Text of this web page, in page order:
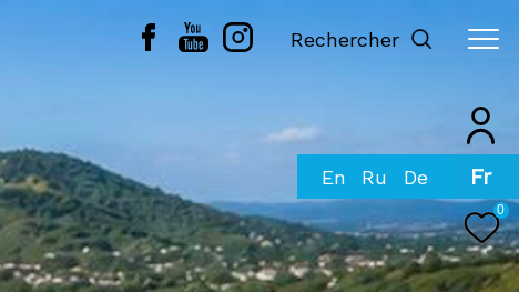
Fr
0
Rechercher